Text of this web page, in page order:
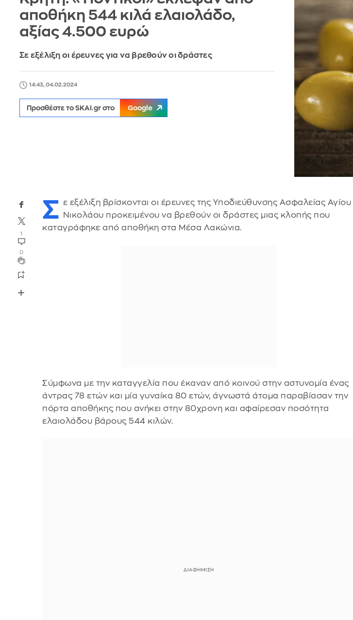
αποθήκη 544 κιλά ελαιολάδο,
αξίας 4.500 ευρώ
Σε εξέλιξη οι έρευνες για να βρεθούν οι δράστες
14:43, 04.02.2024
Προσθέστε το SKAI.gr στο Google
1
0
Σ ε εξέλιξη βρίσκονται οι έρευνες της Υποδιεύθυνσης Ασφαλείας Αγίου
Νικολάου προκειμένου να βρεθούν οι δράστες μιας κλοπής που
καταγράφηκε από αποθήκη στα Μέσα Λακώνια.
Σύμφωνα με την καταγγελία που έκαναν από κοινού στην αστυνομία ένας
άντρας 78 ετών και μία γυναίκα 80 ετών, άγνωστά άτομα παραβίασαν την
πόρτα αποθήκης που ανήκει στην 80χρονη και αφαίρεσαν ποσότητα
ελαιολάδου βάρους 544 κιλών.